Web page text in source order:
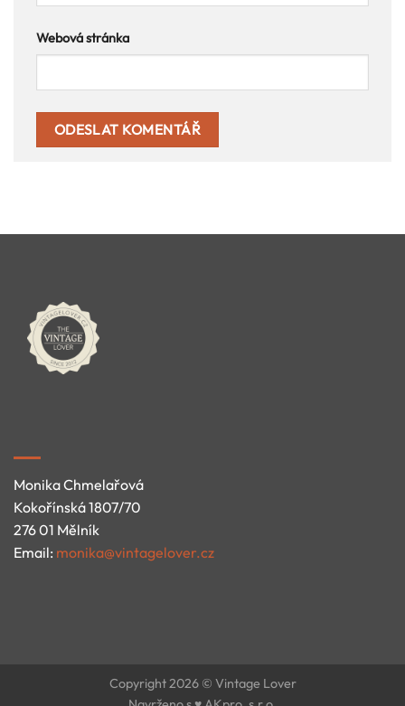
Webová stránka
Monika Chmelařová
Kokořínská 1807/70
276 01 Mělník
Email: monika@vintagelover.cz
Copyright 2026 © Vintage Lover